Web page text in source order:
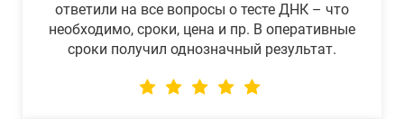
ответили на все вопросы о тесте ДНК – что
необходимо, сроки, цена и пр. В оперативные
сроки получил однозначный результат.